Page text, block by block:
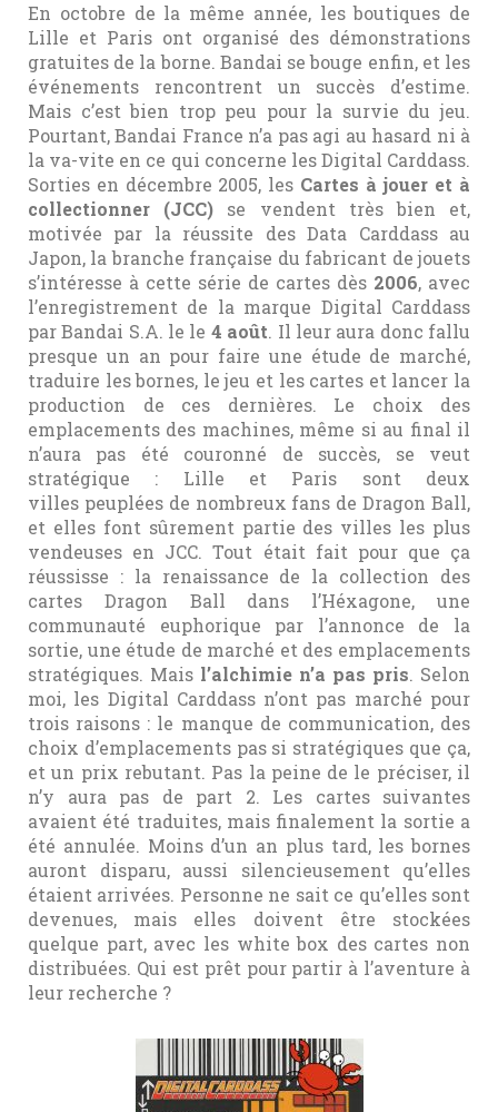
En octobre de la même année, les boutiques de
Lille et Paris ont organisé des démonstrations
gratuites de la borne. Bandai se bouge enfin, et les
événements rencontrent un succès d’estime.
Mais c’est bien trop peu pour la survie du jeu.
Pourtant, Bandai France n’a pas agi au hasard ni à
la va-vite en ce qui concerne les Digital Carddass.
Sorties en décembre 2005, les Cartes à jouer et à
collectionner (JCC) se vendent très bien et,
motivée par la réussite des Data Carddass au
Japon, la branche française du fabricant de jouets
s’intéresse à cette série de cartes dès 2006, avec
l’enregistrement de la marque Digital Carddass
par Bandai S.A. le le 4 août. Il leur aura donc fallu
presque un an pour faire une étude de marché,
traduire les bornes, le jeu et les cartes et lancer la
production de ces dernières. Le choix des
emplacements des machines, même si au final il
n’aura pas été couronné de succès, se veut
stratégique : Lille et Paris sont deux
villes peuplées de nombreux fans de Dragon Ball,
et elles font sûrement partie des villes les plus
vendeuses en JCC. Tout était fait pour que ça
réussisse : la renaissance de la collection des
cartes Dragon Ball dans l’Héxagone, une
communauté euphorique par l’annonce de la
sortie, une étude de marché et des emplacements
stratégiques. Mais l’alchimie n’a pas pris. Selon
moi, les Digital Carddass n’ont pas marché pour
trois raisons : le manque de communication, des
choix d’emplacements pas si stratégiques que ça,
et un prix rebutant. Pas la peine de le préciser, il
n’y aura pas de part 2. Les cartes suivantes
avaient été traduites, mais finalement la sortie a
été annulée. Moins d’un an plus tard, les bornes
auront disparu, aussi silencieusement qu’elles
étaient arrivées. Personne ne sait ce qu’elles sont
devenues, mais elles doivent être stockées
quelque part, avec les white box des cartes non
distribuées. Qui est prêt pour partir à l’aventure à
leur recherche ?